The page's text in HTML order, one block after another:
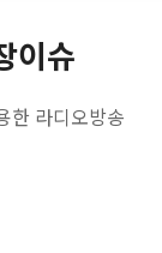
이슈
한 라디오방송